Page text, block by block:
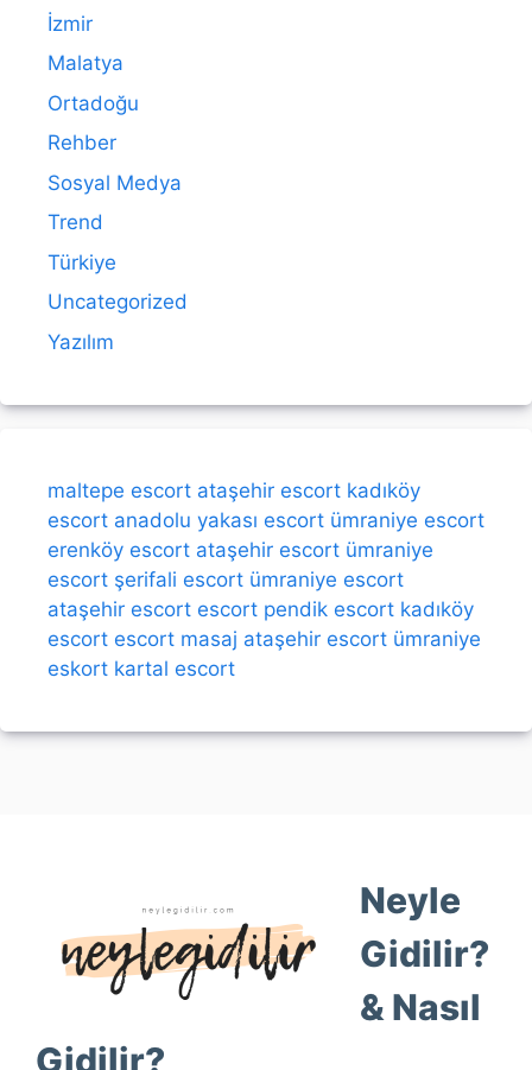
İzmir
Malatya
Ortadoğu
Rehber
Sosyal Medya
Trend
Türkiye
Uncategorized
Yazılım
maltepe escort ataşehir escort kadıköy
escort anadolu yakası escort ümraniye escort
erenköy escort ataşehir escort ümraniye
escort şerifali escort ümraniye escort
ataşehir escort escort pendik escort kadıköy
escort escort masaj ataşehir escort ümraniye
eskort kartal escort
Neyle
Gidilir?
& Nasıl
Gidilir?